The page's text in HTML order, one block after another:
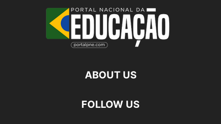
ABOUT US
FOLLOW US